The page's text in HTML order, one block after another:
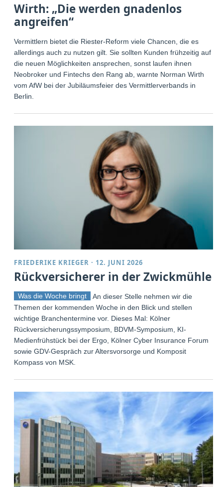
Wirth: „Die werden gnadenlos
angreifen“
Vermittlern bietet die Riester-Reform viele Chancen, die es
allerdings auch zu nutzen gilt. Sie sollten Kunden frühzeitig auf
die neuen Möglichkeiten ansprechen, sonst laufen ihnen
Neobroker und Fintechs den Rang ab, warnte Norman Wirth
vom AfW bei der Jubiläumsfeier des Vermittlerverbands in
Berlin.
FRIEDERIKE KRIEGER · 12. JUNI 2026
Rückversicherer in der Zwickmühle
Was die Woche bringt
An dieser Stelle nehmen wir die
Themen der kommenden Woche in den Blick und stellen
wichtige Branchentermine vor. Dieses Mal: Kölner
Rückversicherungssymposium, BDVM-Symposium, KI-
Medienfrühstück bei der Ergo, Kölner Cyber Insurance Forum
sowie GDV-Gespräch zur Altersvorsorge und Komposit
Kompass von MSK.